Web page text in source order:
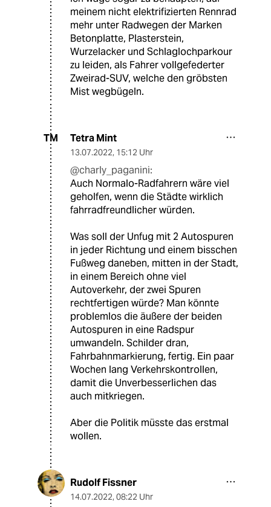
meinem nicht elektrifizierten Rennrad
mehr unter Radwegen der Marken
Betonplatte, Plasterstein,
Wurzelacker und Schlaglochparkour
zu leiden, als Fahrer vollgefederter
Zweirad-SUV, welche den gröbsten
Mist wegbügeln.
TM Tetra Mint
13.07.2022, 15:12 Uhr
@charly_paganini:
Auch Normalo-Radfahrern wäre viel
geholfen, wenn die Städte wirklich
fahrradfreundlicher würden.
Was soll der Unfug mit 2 Autospuren
in jeder Richtung und einem bisschen
Fußweg daneben, mitten in der Stadt,
in einem Bereich ohne viel
Autoverkehr, der zwei Spuren
rechtfertigen würde? Man könnte
problemlos die äußere der beiden
Autospuren in eine Radspur
umwandeln. Schilder dran,
Fahrbahnmarkierung, fertig. Ein paar
Wochen lang Verkehrskontrollen,
damit die Unverbesserlichen das
auch mitkriegen.
Aber die Politik müsste das erstmal
wollen.
Rudolf Fissner
14.07.2022, 08:22 Uhr